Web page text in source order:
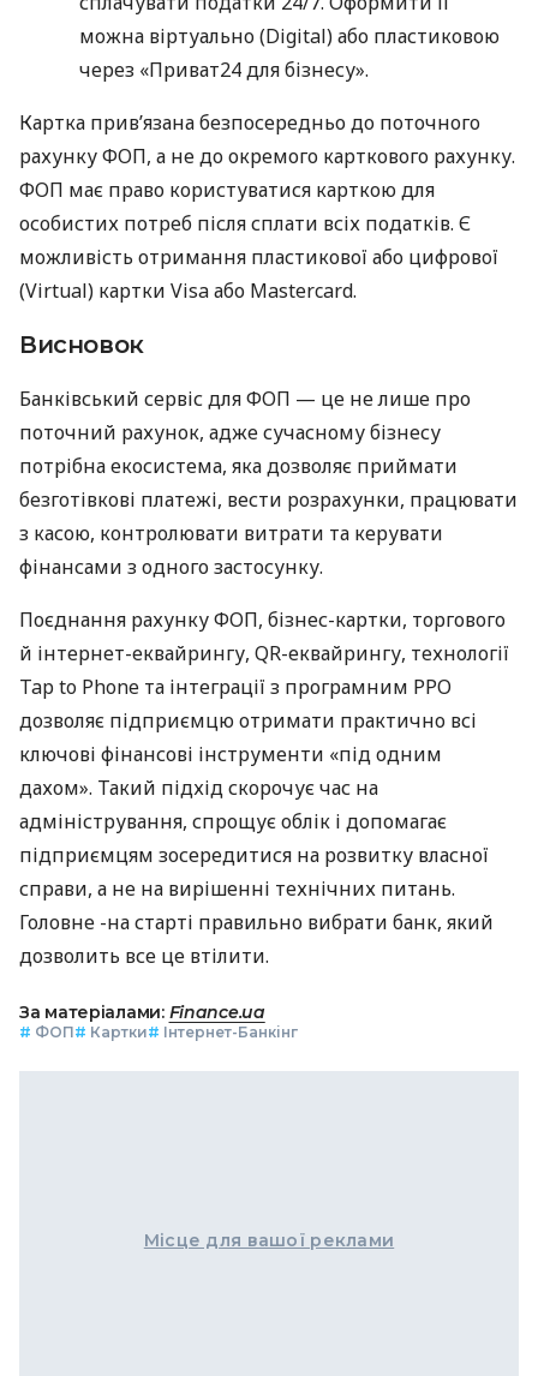
можна віртуально (Digital) або пластиковою
через «Приват24 для бізнесу».
Картка прив’язана безпосередньо до поточного
рахунку ФОП, а не до окремого карткового рахунку.
ФОП має право користуватися карткою для
особистих потреб після сплати всіх податків. Є
можливість отримання пластикової або цифрової
(Virtual) картки Visa або Mastercard.
Висновок
Банківський сервіс для ФОП — це не лише про
поточний рахунок, адже сучасному бізнесу
потрібна екосистема, яка дозволяє приймати
безготівкові платежі, вести розрахунки, працювати
з касою, контролювати витрати та керувати
фінансами з одного застосунку.
Поєднання рахунку ФОП, бізнес-картки, торгового
й інтернет-еквайрингу, QR-еквайрингу, технології
Tap to Phone та інтеграції з програмним РРО
дозволяє підприємцю отримати практично всі
ключові фінансові інструменти «під одним
дахом». Такий підхід скорочує час на
адміністрування, спрощує облік і допомагає
підприємцям зосередитися на розвитку власної
справи, а не на вирішенні технічних питань.
Головне -на старті правильно вибрати банк, який
дозволить все це втілити.
За матеріалами: Finance.ua
# ФОП# Картки# Інтернет-Банкінг
Місце для вашої реклами